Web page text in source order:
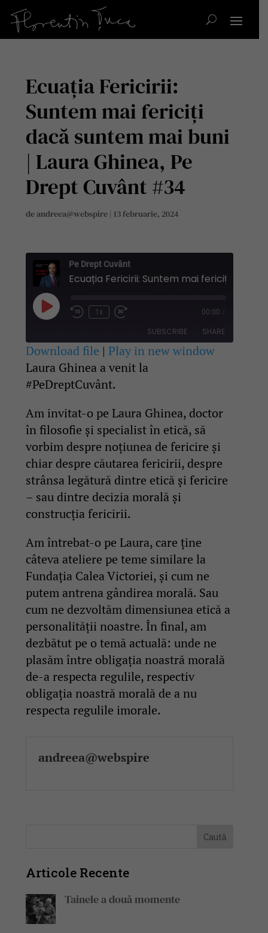
Ecuația Fericirii:
Suntem mai fericiți
dacă suntem mai buni
| Laura Ghinea, Pe
Drept Cuvânt #34
deandreea@webspire | 13 februarie, 2024
Pe Drept Cuvânt
Play
Episode
Rewind
1x
Fast
seconds
00:00
SUBSCRIBE SHARE
SHARE
LINK
EMBED
Download file |Play in new window
Laura Ghinea a venit la
#PeDreptCuvânt.
Am invitat-o pe Laura Ghinea, doctor
în filosofie și specialist în etică, să
vorbim despre noțiunea de fericire și
chiar despre căutarea fericirii, despre
strânsa legătură dintre etică și fericire
– sau dintre decizia morală și
construcția fericirii.
Am întrebat-o pe Laura, care ține
câteva ateliere pe teme similare la
Fundația Calea Victoriei, și cum ne
putem antrena gândirea morală. Sau
cum ne dezvoltăm dimensiunea etică a
personalității noastre. În final, am
dezbătut pe o temă actuală: unde ne
plasăm între obligația noastră morală
de-a respecta regulile, respectiv
obligația noastră morală de a nu
respecta regulile imorale.
andreea@webspire
Articole Recente
Tainele a două momente